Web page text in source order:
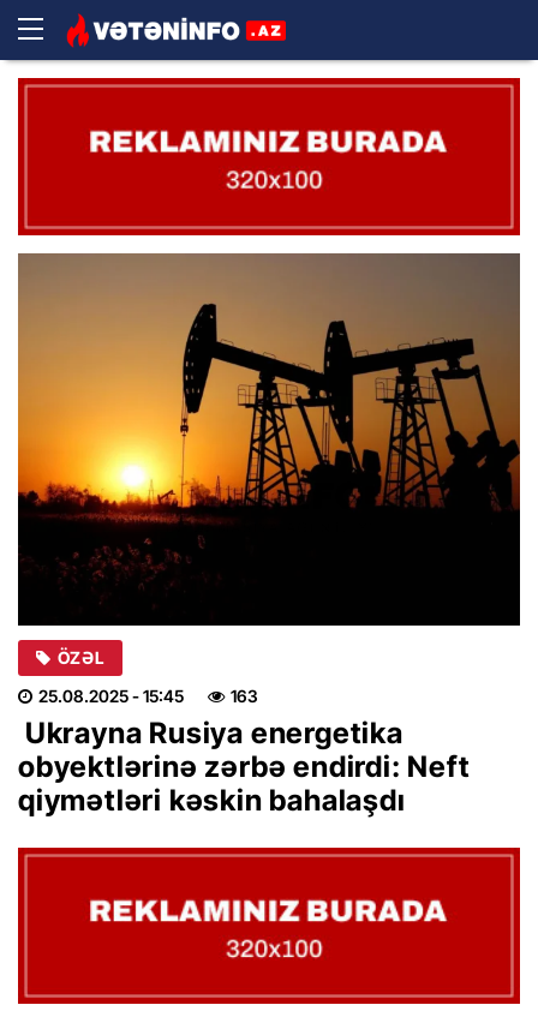
ÖZƏL
25.08.2025- 15:45 163
Ukrayna Rusiya energetika
obyektlərinə zərbə endirdi: Neft
qiymətləri kəskin bahalaşdı